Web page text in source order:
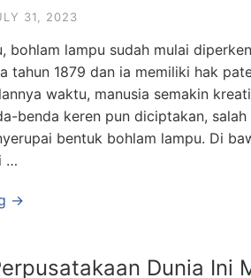
31, 2023
bohlam lampu sudah mulai
tahun 1879 dan ia memiliki hak
waktu, manusia semakin
benda keren pun diciptakan,
bentuk bohlam lampu. Di
…
→
Dunia Ini